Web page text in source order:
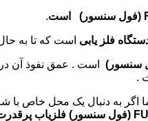
.
فلز یابی است که تا به
است . عمق نفوذ آن در زمین ۲۰
.
اگر به دنبال یک محل خاص با
فلزیاب پرقدرت سنسور